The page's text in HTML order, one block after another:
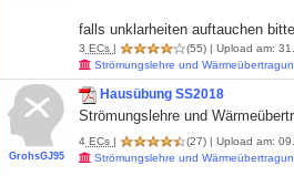
falls unklarheiten auftauchen
3 ECs | (55) | Upload am:
Strömungslehre und
GrohsGJ95
Hausübung SS2018
Strömungslehre und
4 ECs | (27) | Upload am:
Strömungslehre und